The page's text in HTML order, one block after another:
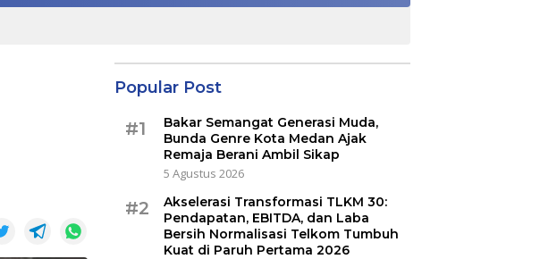
Popular Post
#1
Bakar Semangat Generasi Muda,
Bunda Genre Kota Medan Ajak
Remaja Berani Ambil Sikap
5 Agustus 2026
#2
Akselerasi Transformasi TLKM 30:
Pendapatan, EBITDA, dan Laba
Bersih Normalisasi Telkom Tumbuh
Kuat di Paruh Pertama 2026